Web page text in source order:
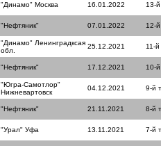
"Динамо" Москва 16.01.2022 13-
"Нефтяник" 07.01.2022 12-
"Динамо" Ленинградксая
обл.
25.12.2021 11-й
"Нефтяник" 17.12.2021 10-
"Югра-Самотлор"
Нижневартовск
04.12.2021 9-й
"Нефтяник" 21.11.2021 8-й
"Урал" Уфа 13.11.2021 7-й